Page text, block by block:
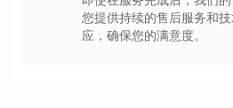
应，确保您的满意度。